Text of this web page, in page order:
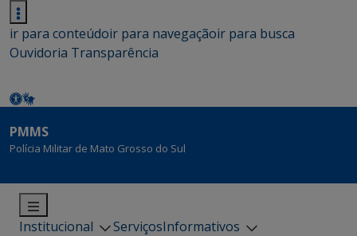
ir para conteúdoir para navegaçãoir para busca
Ouvidoria Transparência
PMMS
Polícia Militar de Mato Grosso do Sul
Institucional ServiçosInformativos